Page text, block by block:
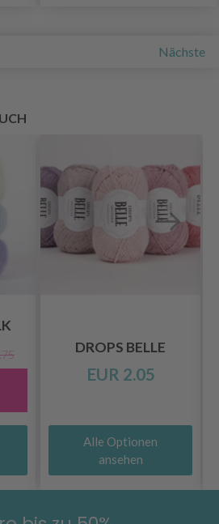
Nächste
DROPS BELLE
EUR 2.05
Alle Optionen
ansehen